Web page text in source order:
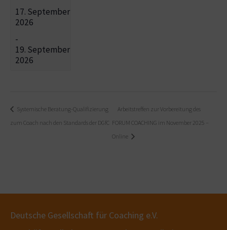
17. September
2026
-
19. September
2026
Systemische Beratung-Qualifizierung
zum Coach nach den Standards der DGfC
Arbeitstreffen zur Vorbereitung des
FORUM COACHING im November 2025 –
Online
Deutsche Gesellschaft für Coaching e.V.